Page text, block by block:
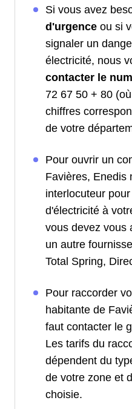
Si vous avez
d'urgence ou si
signaler un
électricité, nous
contacter le
72 67 50 + 80
chiffres
de votre
Pour ouvrir un
Favières, Enedis
interlocuteur
d'électricité à
vous devez vous
un autre
Total Spring,
Pour raccorder
habitante de
faut contacter le
Les tarifs du
dépendent du
de votre zone et
choisie.